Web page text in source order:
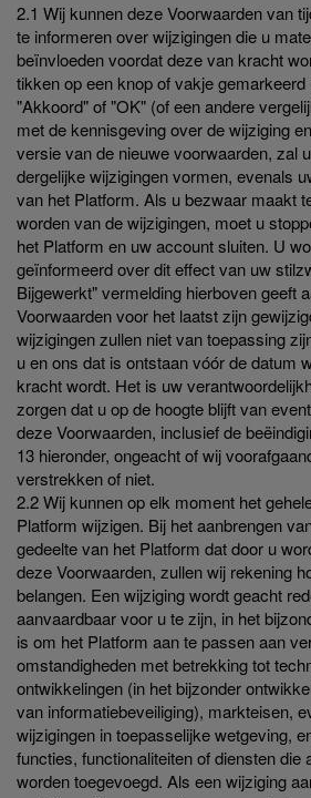
2.1 Wij kunnen deze Voorwaarden van
te informeren over wijzigingen die u
beïnvloeden voordat deze van kracht
tikken op een knop of vakje
"Akkoord" of "OK" (of een andere
met de kennisgeving over de wijziging
versie van de nieuwe voorwaarden, zal
dergelijke wijzigingen vormen, evenals
van het Platform. Als u bezwaar maakt
worden van de wijzigingen, moet u
het Platform en uw account sluiten. U
geïnformeerd over dit effect van uw
Bijgewerkt" vermelding hierboven geeft
Voorwaarden voor het laatst zijn
wijzigingen zullen niet van toepassing
u en ons dat is ontstaan vóór de datum
kracht wordt. Het is uw
zorgen dat u op de hoogte blijft van
deze Voorwaarden, inclusief de
13 hieronder, ongeacht of wij
verstrekken of niet.
2.2 Wij kunnen op elk moment het
Platform wijzigen. Bij het aanbrengen
gedeelte van het Platform dat door u
deze Voorwaarden, zullen wij rekening
belangen. Een wijziging wordt geacht
aanvaardbaar voor u te zijn, in het
is om het Platform aan te passen aan
omstandigheden met betrekking tot
ontwikkelingen (in het bijzonder
van informatiebeveiliging), markteisen,
wijzigingen in toepasselijke wetgeving,
functies, functionaliteiten of diensten die
worden toegevoegd. Als een wijziging